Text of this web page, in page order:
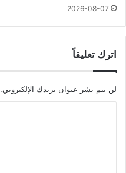
2026-08-07
اترك تعليقاً
لن يتم نشر عنوان بريدك الإلكتروني.